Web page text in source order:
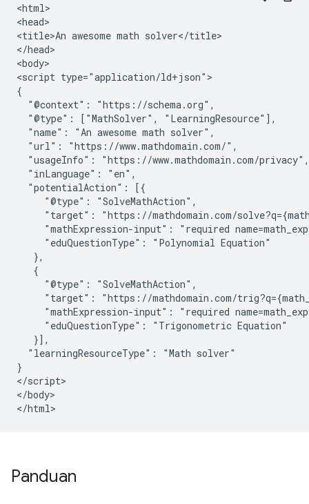
<html>
<head>
<title>An awesome math solver</title>
</head>
<body>
<script type="application/ld+json">
{
  "@context": "https://schema.org",
  "@type": ["MathSolver", "LearningResource"],
  "name": "An awesome math solver",
  "url": "https://www.mathdomain.com/",
  "usageInfo": "https://www.mathdomain.com/privacy",
  "inLanguage": "en",
  "potentialAction": [{
     "@type": "SolveMathAction",
"target": "https://mathdomain.com/
"mathExpression-input": "required
     "eduQuestionType": "Polynomial Equation"
   },
   {
     "@type": "SolveMathAction",
"target": "https://mathdomain.com/
"mathExpression-input": "required
     "eduQuestionType": "Trigonometric Equation"
   }],
  "learningResourceType": "Math solver"
}
</script>
</body>
</html>
Panduan